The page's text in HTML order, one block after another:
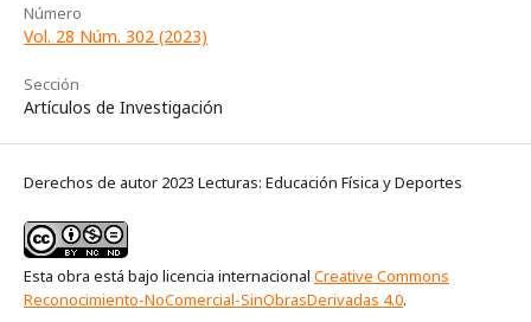
Número
Vol. 28 Núm. 302 (2023)
Sección
Artículos de Investigación
Derechos de autor 2023 Lecturas: Educación Física y Deportes
Esta obra está bajo licencia internacional Creative Commons
Reconocimiento-NoComercial-SinObrasDerivadas 4.0.